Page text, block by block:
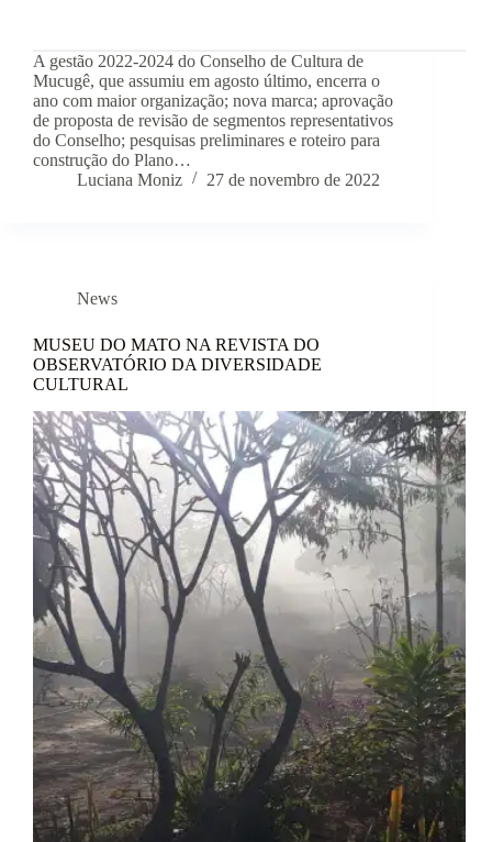
A gestão 2022-2024 do Conselho de Cultura de
Mucugê, que assumiu em agosto último, encerra o
ano com maior organização; nova marca; aprovação
de proposta de revisão de segmentos representativos
do Conselho; pesquisas preliminares e roteiro para
construção do Plano…
Luciana Moniz
27 de novembro de 2022
News
MUSEU DO MATO NA REVISTA DO
OBSERVATÓRIO DA DIVERSIDADE
CULTURAL